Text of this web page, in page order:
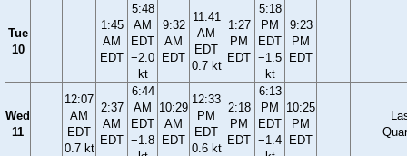
Tue
10
1:45
AM
EDT
5:48
AM
EDT
−2.0
kt
9:32
AM
EDT
11:41
AM
EDT
0.7 kt
1:27
PM
EDT
5:18
PM
EDT
−1.5
kt
9:23
PM
EDT
Wed
11
12:07
AM
EDT
0.7 kt
2:37
AM
EDT
6:44
AM
EDT
−1.8
10:29
AM
EDT
12:33
PM
EDT
0.6 kt
2:18
PM
EDT
6:13
PM
EDT
−1.4
10:25
PM
EDT